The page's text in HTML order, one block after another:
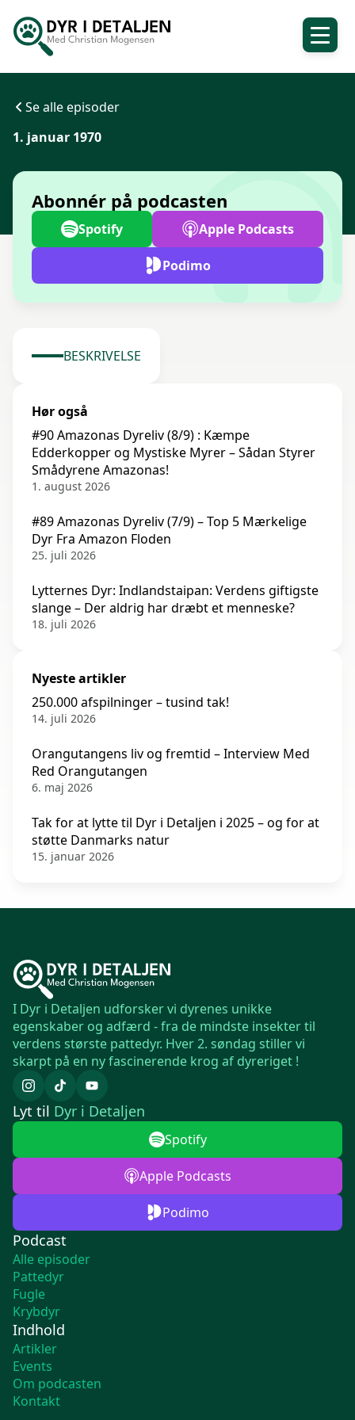
Se alle episoder
1. januar 1970
Abonnér på podcasten
Spotify Apple Podcasts
Podimo
BESKRIVELSE
Hør også
#90 Amazonas Dyreliv (8/9) : Kæmpe
Edderkopper og Mystiske Myrer – Sådan Styrer
Smådyrene Amazonas!
1. august 2026
#89 Amazonas Dyreliv (7/9) – Top 5 Mærkelige
Dyr Fra Amazon Floden
25. juli 2026
Lytternes Dyr: Indlandstaipan: Verdens giftigste
slange – Der aldrig har dræbt et menneske?
18. juli 2026
Nyeste artikler
250.000 afspilninger – tusind tak!
14. juli 2026
Orangutangens liv og fremtid – Interview Med
Red Orangutangen
6. maj 2026
Tak for at lytte til Dyr i Detaljen i 2025 – og for at
støtte Danmarks natur
15. januar 2026
I Dyr i Detaljen udforsker vi dyrenes unikke
egenskaber og adfærd - fra de mindste insekter til
verdens største pattedyr. Hver 2. søndag stiller vi
skarpt på en ny fascinerende krog af dyreriget !
Podcast
Alle episoder
Pattedyr
Fugle
Krybdyr
Indhold
Artikler
Events
Om podcasten
Kontakt
Lyt til Dyr i Detaljen
Spotify
Apple Podcasts
Podimo